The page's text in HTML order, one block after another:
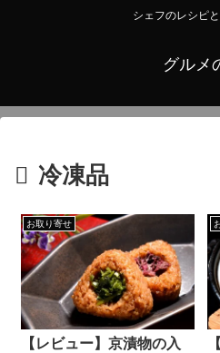
シェフのレシピ
グルメ
冷凍品
お取り寄せ
【レビュー】京漬物の入